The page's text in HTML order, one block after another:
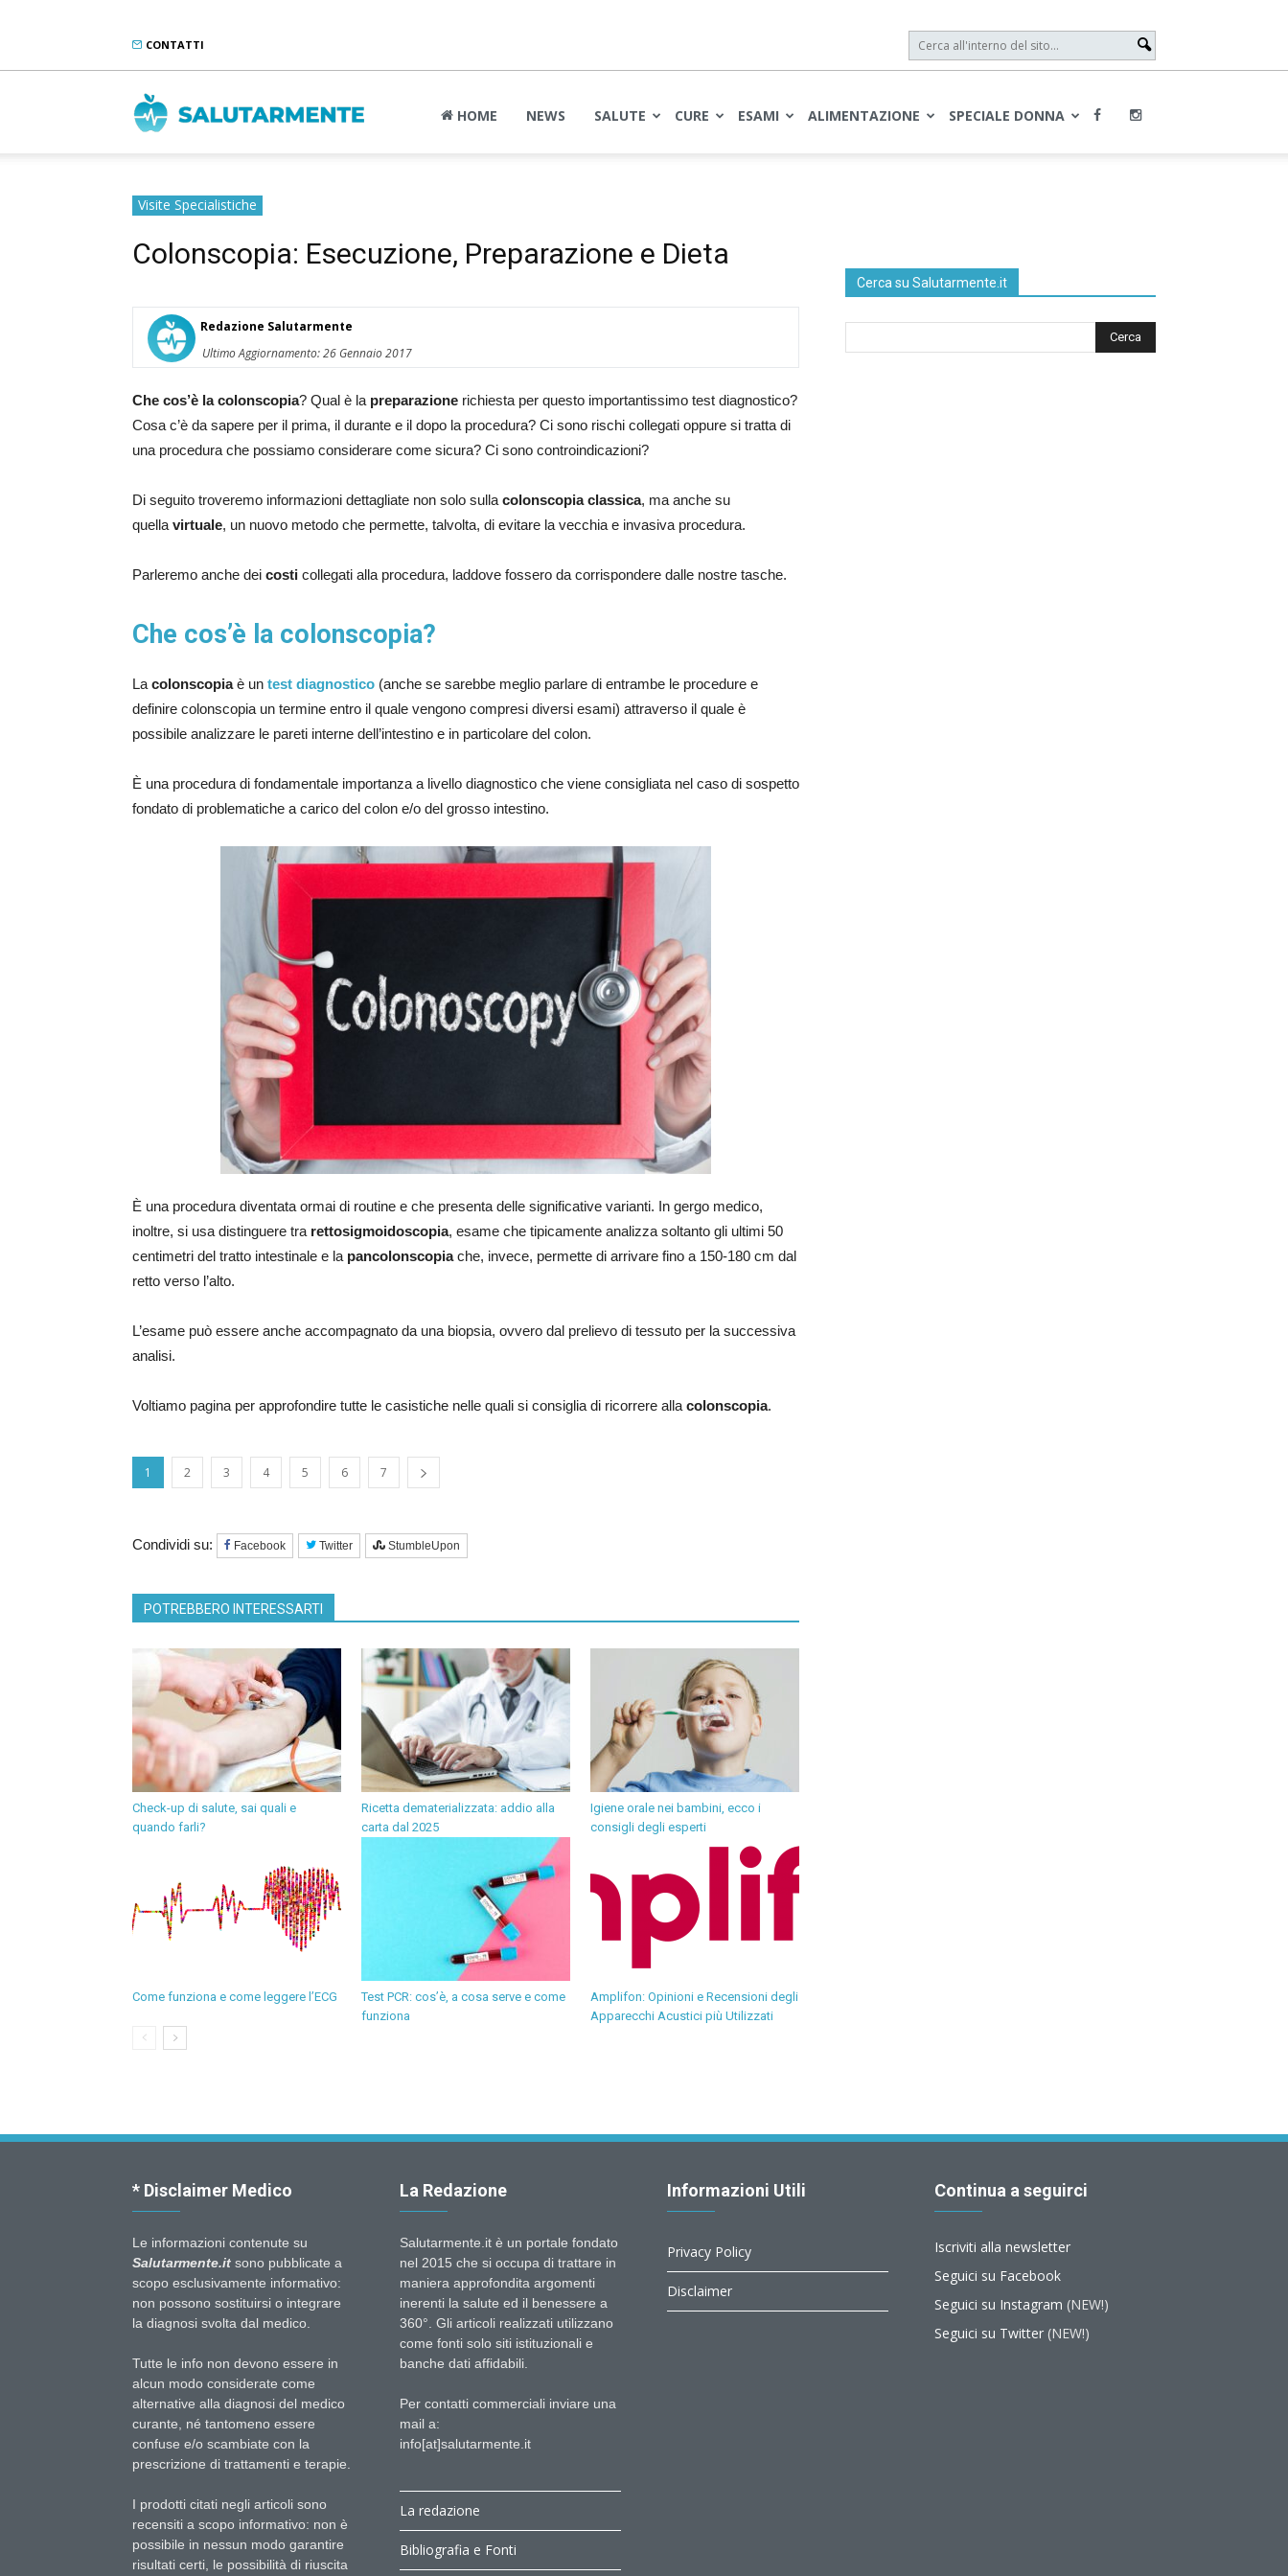
CONTATTI
Salutarmente HOME NEWS SALUTE CURE ESAMI ALIMENTAZIONE SPECIALE DONNA
Visite Specialistiche
Colonscopia: Esecuzione, Preparazione e Dieta
Redazione Salutarmente
Ultimo Aggiornamento: 26 Gennaio 2017
Che cos’è la colonscopia? Qual è la preparazione richiesta per questo importantissimo test diagnostico?
Cosa c’è da sapere per il prima, il durante e il dopo la procedura? Ci sono rischi collegati oppure si tratta di
una procedura che possiamo considerare come sicura? Ci sono controindicazioni?
Di seguito troveremo informazioni dettagliate non solo sulla colonscopia classica, ma anche su
quella virtuale, un nuovo metodo che permette, talvolta, di evitare la vecchia e invasiva procedura.
Parleremo anche dei costi collegati alla procedura, laddove fossero da corrispondere dalle nostre tasche.
Che cos’è la colonscopia?
La colonscopiaè un test diagnostico (anche se sarebbe meglio parlare di entrambe le procedure e
definire colonscopia un termine entro il quale vengono compresi diversi esami) attraverso il quale è
possibile analizzare le pareti interne dell’intestino e in particolare del colon.
È una procedura di fondamentale importanza a livello diagnostico che viene consigliata nel caso di sospetto
fondato di problematiche a carico del colon e/o del grosso intestino.
È una procedura diventata ormai di routine e che presenta delle significative varianti. In gergo medico,
inoltre, si usa distinguere tra rettosigmoidoscopia, esame che tipicamente analizza soltanto gli ultimi 50
centimetri del tratto intestinale e la pancolonscopiache, invece, permette di arrivare fino a 150-180 cm dal
retto verso l’alto.
L’esame può essere anche accompagnato da una biopsia, ovvero dal prelievo di tessuto per la successiva
analisi.
Voltiamo pagina per approfondire tutte le casistiche nelle quali si consiglia di ricorrere alla colonscopia.
1 2 3 4 5 6 7
Condividi su: Facebook Twitter StumbleUpon
POTREBBERO INTERESSARTI
Check-up di salute, sai quali e
quando farli?
Ricetta dematerializzata: addio alla
carta dal 2025
Igiene orale nei bambini, ecco i
consigli degli esperti
Come funziona e come leggere l’ECG
Test PCR: cos’è, a cosa serve e come
funziona
Amplifon: Opinioni e Recensioni degli
Apparecchi Acustici più Utilizzati
Cerca su Salutarmente.it
* Disclaimer Medico
Le informazioni contenute su
Salutarmente.it sono pubblicate a
scopo esclusivamente informativo:
non possono sostituirsi o integrare
la diagnosi svolta dal medico.
Tutte le info non devono essere in
alcun modo considerate come
alternative alla diagnosi del medico
curante, né tantomeno essere
confuse e/o scambiate con la
prescrizione di trattamenti e terapie.
I prodotti citati negli articoli sono
recensiti a scopo informativo: non è
possibile in nessun modo garantire
risultati certi, le possibilità di riuscita
La Redazione
Salutarmente.it è un portale fondato
nel 2015 che si occupa di trattare in
maniera approfondita argomenti
inerenti la salute ed il benessere a
360°. Gli articoli realizzati utilizzano
come fonti solo siti istituzionali e
banche dati affidabili.
Per contatti commerciali inviare una
mail a:
info[at]salutarmente.it
La redazione
Bibliografia e Fonti
Informazioni Utili
Privacy Policy
Disclaimer
Continua a seguirci
Iscriviti alla newsletter
Seguici su Facebook
Seguici su Instagram (NEW!)
Seguici su Twitter (NEW!)